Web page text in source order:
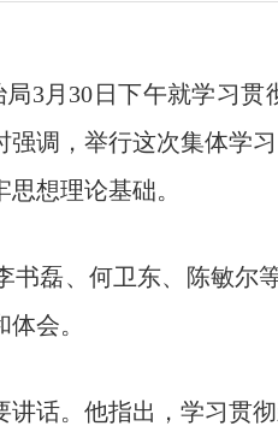
3月30日下午就学习
调，举行这次集体学
想理论基础。
书磊、何卫东、陈敏尔
会。
话。他指出，学习贯